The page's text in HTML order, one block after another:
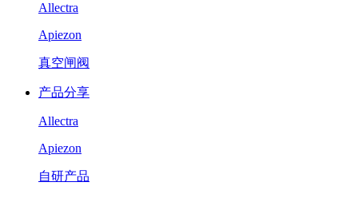
Allectra
Apiezon
真空闸阀
产品分享
Allectra
Apiezon
自研产品